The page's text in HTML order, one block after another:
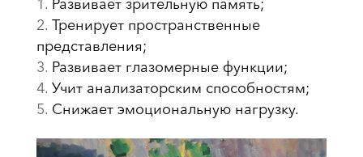
Развивает зрительную память;
Тренирует пространственные
представления;
Развивает глазомерные функции;
Учит анализаторским способностям;
Снижает эмоциональную нагрузку.